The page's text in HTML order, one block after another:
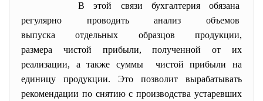
В этой связи бухгалтерия обязана
регулярно проводить анализ объемов
выпуска отдельных образцов продукции,
размера чистой прибыли, полученной от их
реализации, а также суммы чистой прибыли на
единицу продукции. Это позволит вырабатывать
рекомендации по снятию с производства устаревших